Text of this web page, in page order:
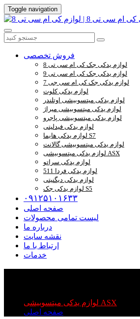
Toggle navigation
فروش تخصصی
لوازم یدکی جک کی ام سی تی 8
لوازم یدکی جک کی ام سی تی 9
لوازم یدکی جک کی ام سی جی 7
لوازم یدکی کلوت
لوازم یدکی میتسوبیشی اوتلندر
لوازم یدکی میتسوبیشی میراژ
لوازم یدکی میتسوبیشی پاجرو
لوازم یدکی فیدلیتی
لوازم یدکی هایما S7
لوازم یدکی میتسوبیشی گالانت
لوازم یدکی میتسوبیشی ASX
لوازم یدکی سراتو
لوازم یدکی فردا 511
لوازم یدکی دیگنیتی
لوازم یدکی جک S5
۰۹۱۲۵۱۰۱۶۳۳
صفحه اصلی
لیست تمامی محصولات
درباره ما
نقشه سایت
ارتباط با ما
خدمات
لوازم یدکی میتسوبیشی ASX
صفحه اصلی